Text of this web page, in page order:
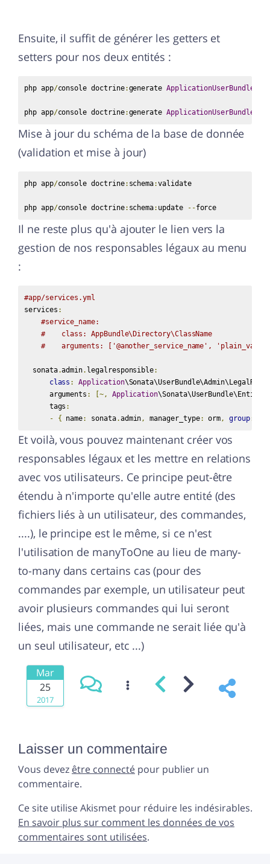
Ensuite, il suffit de générer les getters et
setters pour nos deux entités :
php app/console doctrine:generate ApplicationUserBundle
php app/console doctrine:generate ApplicationUserBundle
Mise à jour du schéma de la base de donnée
(validation et mise à jour)
php app/console doctrine: schema:validate
php app/console doctrine: schema: update --force
Il ne reste plus qu'à ajouter le lien vers la
gestion de nos responsables légaux au menu
:
#app/services.yml
services :
#service_name:
#    class: AppBundle\Directory\ClassName
#    arguments: ['@another_service_name', 'plain_value',
  sonata
.admin. legalresponsible:
class : Application
      arguments
: [~, Application
      tags
:
-
{ name: sonata.admin, manager_type: orm, group:
Et voilà, vous pouvez maintenant créer vos
responsables légaux et les mettre en relations
avec vos utilisateurs. Ce principe peut-être
étendu à n'importe qu'elle autre entité (des
fichiers liés à un utilisateur, des commandes,
....), le principe est le même, si ce n'est
l'utilisation de manyToOne au lieu de many-
to-many dans certains cas (pour des
commandes par exemple, un utilisateur peut
avoir plusieurs commandes qui lui seront
liées, mais une commande ne serait liée qu'à
un seul utilisateur, etc ...)
Mar
25
2017
Laisser un commentaire
Vous devez être connecté pour publier un
commentaire.
Ce site utilise Akismet pour réduire les indésirables.
En savoir plus sur comment les données de vos
commentaires sont utilisées.